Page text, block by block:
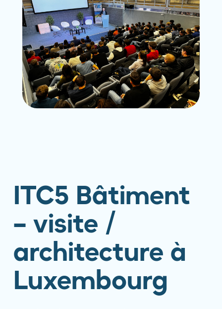
ITC5 Bâtiment
– visite /
architecture à
Luxembourg